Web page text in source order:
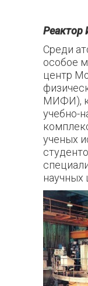
Среди
особое
центр
МИФИ),
учебно-
ученых
научных